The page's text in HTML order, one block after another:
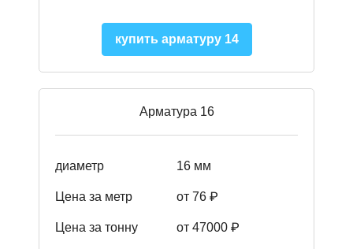
купить арматуру 14
Арматура 16
диаметр 16 мм
Цена за метр от 76 ₽
Цена за тонну от 47000 ₽